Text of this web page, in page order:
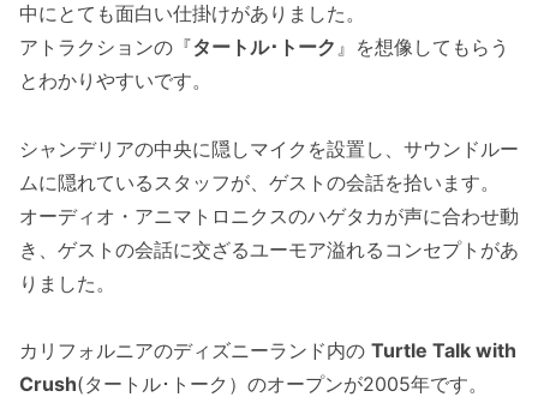
中にとても面白い仕掛けがありました。
アトラクションの『タートル･トーク 』を想像してもらう
とわかりやすいです。
シャンデリアの中央に隠しマイクを設置し、サウンドルー
ムに隠れているスタッフが、ゲストの会話を拾います。
オーディオ・アニマトロニクスのハゲタカが声に合わせ動
き、ゲストの会話に交ざるユーモア溢れるコンセプトがあ
りました。
カリフォルニアのディズニーランド内の Turtle Talk with
Crush(タートル･トーク）のオープンが2005年です。